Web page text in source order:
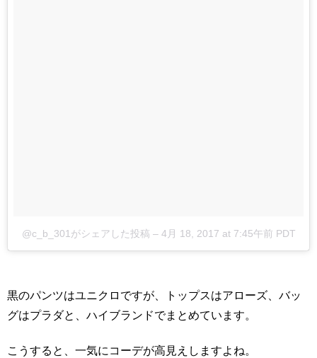
@c_b_301がシェアした投稿 – 4月 18, 2017 at 7:45午前 PDT
黒のパンツはユニクロですが、トップスはアローズ、バッ
グはプラダと、ハイブランドでまとめています。
こうすると、一気にコーデが高見えしますよね。